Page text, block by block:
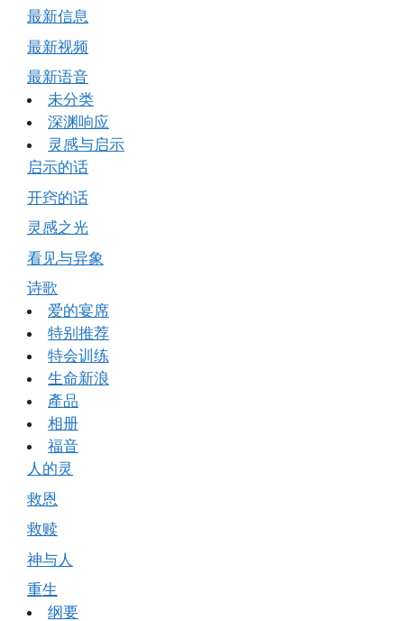
最新信息
最新视频
最新语音
未分类
深渊响应
灵感与启示
启示的话
开窍的话
灵感之光
看见与异象
诗歌
爱的宴席
特别推荐
特会训练
生命新浪
產品
相册
福音
人的灵
救恩
救赎
神与人
重生
纲要